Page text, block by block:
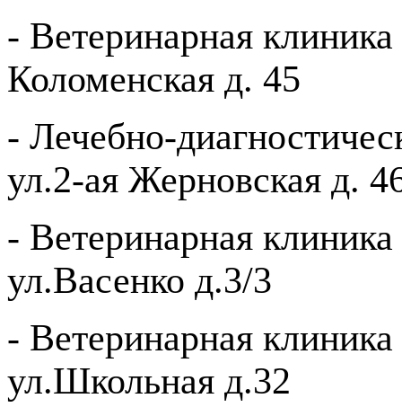
- Ветеринарная
Коломенская д. 45
- Лечебно-
ул.2-ая Жерновская д.
- Ветеринарная
ул.Васенко д.3/3
- Ветеринарная
ул.Школьная д.32